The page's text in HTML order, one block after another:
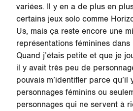
variées. Il y en a de plus en
certains jeux solo comme
Us, mais ça reste encore une
représentations féminines dans
Quand j’étais petite et que je
il y avait très peu de
pouvais m’identifier parce
personnages féminins ou
personnages qui ne servent à